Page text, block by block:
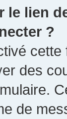
lien
?
des
de